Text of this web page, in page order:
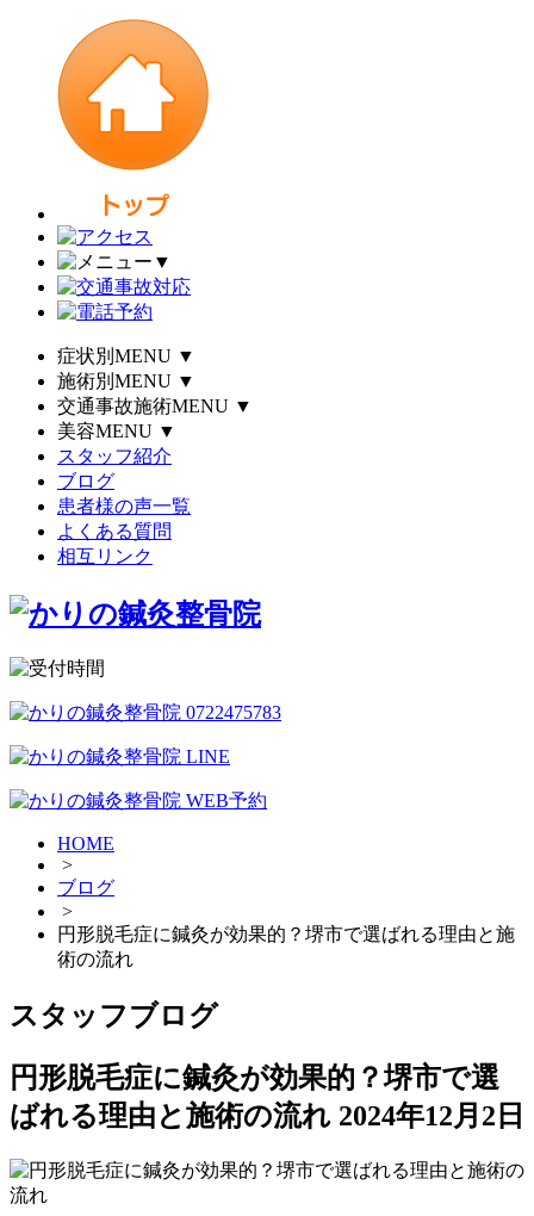
▼
症状別MENU ▼
施術別MENU ▼
交通事故施術MENU ▼
美容MENU ▼
スタッフ紹介
ブログ
患者様の声一覧
よくある質問
相互リンク
HOME
>
ブログ
>
円形脱毛症に鍼灸が効果的？堺市で選ばれる理由と施
術の流れ
スタッフブログ
円形脱毛症に鍼灸が効果的？堺市で選
ばれる理由と施術の流れ 2024年12月2日